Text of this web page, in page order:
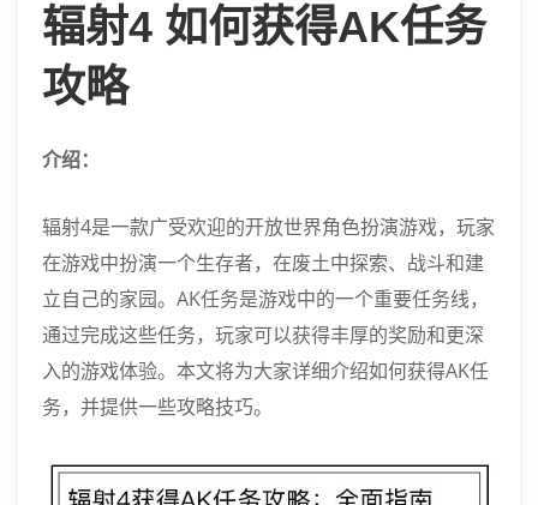
辐射4 如何获得AK任务
攻略
介绍：
辐射4是一款广受欢迎的开放世界角色扮演游戏，玩家
在游戏中扮演一个生存者，在废土中探索、战斗和建
立自己的家园。AK任务是游戏中的一个重要任务线，
通过完成这些任务，玩家可以获得丰厚的奖励和更深
入的游戏体验。本文将为大家详细介绍如何获得AK任
务，并提供一些攻略技巧。